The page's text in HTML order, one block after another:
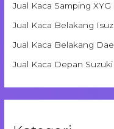
Jual Kaca Samping
Jual Kaca Belakang
Jual Kaca Belakang
Jual Kaca Depan